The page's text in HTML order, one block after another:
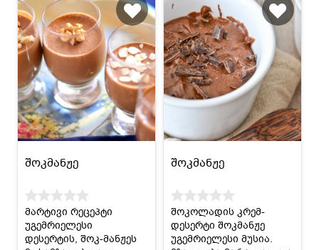
შოკმანჟე
მარტივი რეცეპტი
უგემრიელესი
დესერტის, შოკ-მანჟეს
შოკმანჟე
შოკოლადის კრემ-
დესერტი შოკმანჟე
უგემრიელესი მუსია.